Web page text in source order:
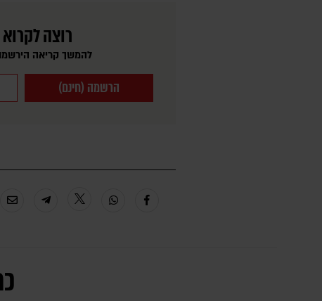
רוצה
להמשך קריאה
הרשמה (חינם)